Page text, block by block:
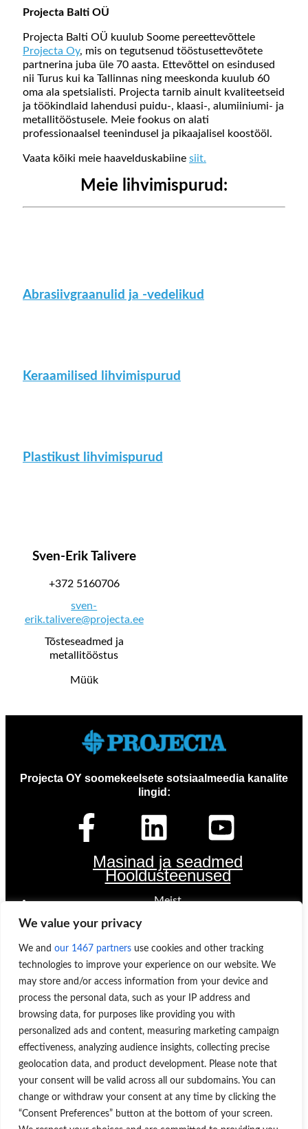
We value your privacy
We and our 1467 partners use cookies and other tracking
technologies to improve your experience on our website. We
may store and/or access information from your device and
process the personal data, such as your IP address and
browsing data, for purposes like providing you with
personalized ads and content, measuring marketing campaign
effectiveness, analyzing audience insights, collecting precise
geolocation data, and product development. Please note that
your consent will be valid across all our subdomains. You can
change or withdraw your consent at any time by clicking the
“Consent Preferences” button at the bottom of your screen.
Projecta Balti OÜ
Projecta Balti OÜ kuulub Soome pereettevõttele
Projecta Oy, mis on tegutsenud tööstusettevõtete
partnerina juba üle 70 aasta. Ettevõttel on esindused
nii Turus kui ka Tallinnas ning meeskonda kuulub 60
oma ala spetsialisti. Projecta tarnib ainult kvaliteetseid
ja töökindlaid lahendusi puidu-, klaasi-, alumiiniumi- ja
metallitööstusele. Meie fookus on alati
professionaalsel teenindusel ja pikaajalisel koostööl.
Vaata kõiki meie haavelduskabiine siit.
Meie lihvimispurud:
Abrasiivgraanulid ja -vedelikud
Keraamilised lihvimispurud
Plastikust lihvimispurud
Sven-Erik Talivere
+372 5160706
sven-
erik.talivere@projecta.ee
Tõsteseadmed ja
metallitööstus
Müük
Projecta OY soomekeelsete sotsiaalmeedia kanalite
lingid:
Masinad ja seadmed
Hooldusteenused
Meist
Keskkonnakava
Registri ja andmekaitse põhimõtted
Arveldusandmed
OLEME AVATUD
E-R 8:00-16.00
KONTAKT
Sinilille tee 1, Peetri, Rae vald 75312 HARJUMAA